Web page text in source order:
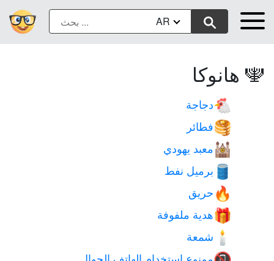
AR
🕎 هانوكا
🐔دجاجة
🥞فطائر
🕍معبد يهودي
🛢️ برميل نفط
🔥حريق
🎁هدية ملفوفة
🕯️ شمعة
ممنوع استخدام الهاتف الجوال